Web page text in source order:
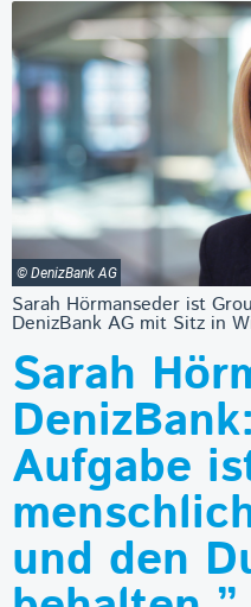
© DenizBank AG
Sarah Hörmanseder ist
DenizBank AG mit Sitz in
Sarah
Aufgabe
und den